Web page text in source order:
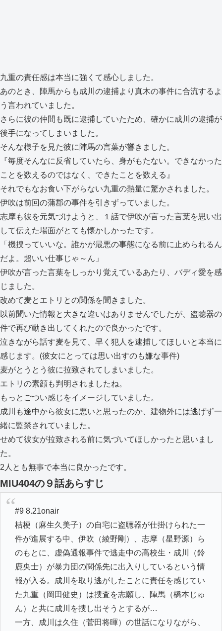
九重の責任感は本当に強くて感心しました。
あのとき、陣馬からも成川の逮捕より真木の事件に合流するよ
う言われていました。
さらに彼の仲間も既に逮捕していたため、確かに成川の逮捕が
後手になってしまいました。
そんな様子を見た彼に陣馬の言葉が響きました。
『毎度そんなに反省していたら、身がもたない。できなかった
ことを数えるのではなく、できたことを数える』
それでもなお食い下がらない九重の熱量に驚かされました。
伊吹は前回の蒲郡の事件を引きずっていました。
志摩も彼を元気づけようと、１話で伊吹が言った言葉を思い出
して伝えた場面がとても懐かしかったです。
「機捜っていいな。誰かが最悪の事態になる前に止められるん
だよ。超いい仕事じゃ～ん」
伊吹が言った言葉をしっかり覚えているあたり、バディ愛を感
じました。
改めて麦とエトリとの関係を聞きました。
以前聞いた情報と大きな違いはありませんでしたが、盗聴器の
件で再び動き出してくれたので良かったです。
泣きながら話す麦を見て、早く犯人を逮捕してほしいと本当に
感じます。(彼女にとっては思い出すのも嫌な事件)
麦がとうとう彼に拉致されてしまいました。
エトリの素顔も判明されましたね。
もっとごつい感じをイメージしていました。
成川も途中から彼女に悪いと思ったのか、建物外には逃げず一
緒に監禁されていました。
せめて彼女が拉致される前に気づいてほしかったと思いまし
た。
2人とも無事で本当に良かったです。
MIU404の９話あらすじ
#9 8.21onair
桔梗（麻生久美子）の自宅に盗聴器が仕掛けられた一
件が進展する中、伊吹（綾野剛）、志摩（星野源）ら
のもとに、虚偽通報事件で逃走中の高校生・成川（鈴
鹿央士）が暴力団の関係先に出入りしているという情
報が入る。成川を取り逃がしたことに責任を感じてい
た九重（岡田健史）は捜査を志願し、陣馬（橋本じゅ
ん）と共に成川を捜し出そうとするが…
一方、成川は久住（菅田将暉）の世話になりながら、